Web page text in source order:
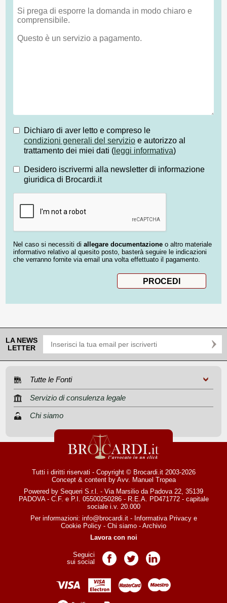
Dichiaro di aver letto e compreso le
condizioni generali del servizio e autorizzo al
trattamento dei miei dati ( leggi informativa)
Desidero iscrivermi alla newsletter di informazione
giuridica di Brocardi.it
Nel caso si necessiti di allegare documentazione o altro materiale
informativo relativo al quesito posto, basterà seguire le indicazioni
che verranno fornite via email una volta effettuato il pagamento.
LA NEWS
LETTER
Tutte le Fonti
Servizio di consulenza legale
Chi siamo
Tutti i diritti riservati - Copyright © Brocardi.it 2003-2026
Concept & content by Avv. Manuel Tropea
Powered by Sequeri S.r.l. - Via Marsilio da Padova 22, 35139
PADOVA - C.F. e P.I. 05500250286 - R.E.A. PD471772 - capitale
sociale i.v. 20.000
Per informazioni: info@brocardi.it- Informativa Privacye
Cookie Policy - Chi siamo - Archivio
Lavora con noi
Seguici
sui social
Pagina Facebook
Pagina TwitterPagina LinkedIn